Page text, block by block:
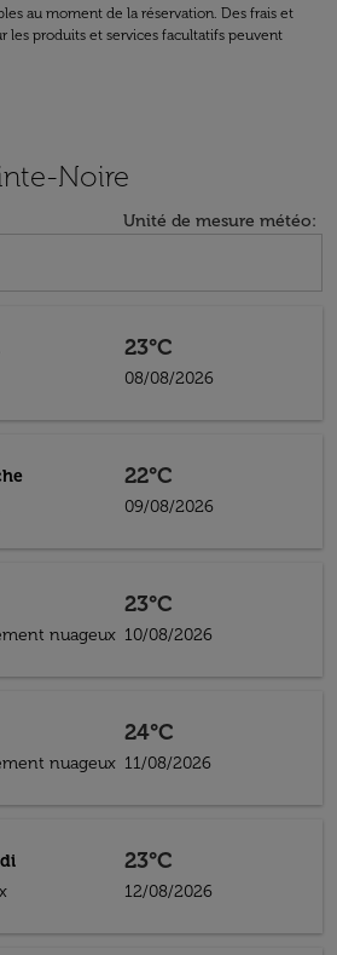
au moment de la réservation. Des frais et
les produits et services facultatifs peuvent
Noire
Unité de mesure météo:
23°C
08/08/2026
22°C
09/08/2026
nuageux
23°C
10/08/2026
nuageux
24°C
11/08/2026
23°C
12/08/2026